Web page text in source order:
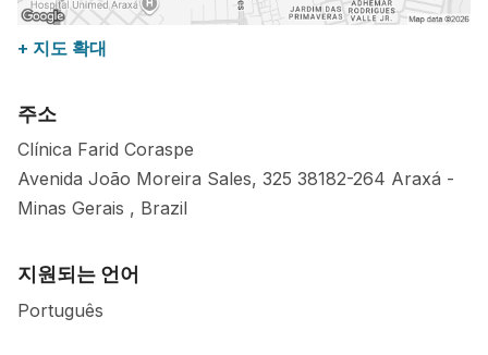
+ 지도 확대
주소
Clínica Farid Coraspe
Avenida João Moreira Sales, 325 38182-264 Araxá -
Minas Gerais , Brazil
지원되는 언어
Português